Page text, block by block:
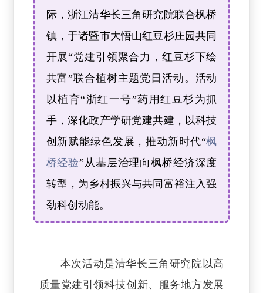
际，浙江清华长三角研究院联合枫桥
镇，于诸暨市大悟山红豆杉庄园共同
开展“党建引领聚合力，红豆杉下绘
共富”联合植树主题党日活动。活动
以植育“浙红一号”药用红豆杉为抓
手，深化政产学研党建共建，以科技
创新赋能绿色发展，推动新时代“枫
桥经验”从基层治理向枫桥经济深度
转型，为乡村振兴与共同富裕注入强
劲科创动能。
本次活动是清华长三角研究院以高
质量党建引领科技创新、服务地方发展